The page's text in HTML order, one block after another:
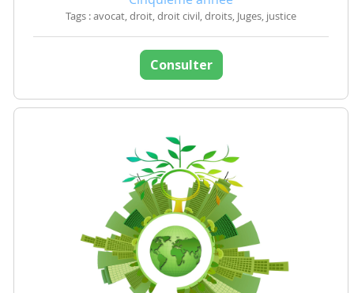
Tags : avocat, droit, droit civil, droits, Juges, justice
Consulter